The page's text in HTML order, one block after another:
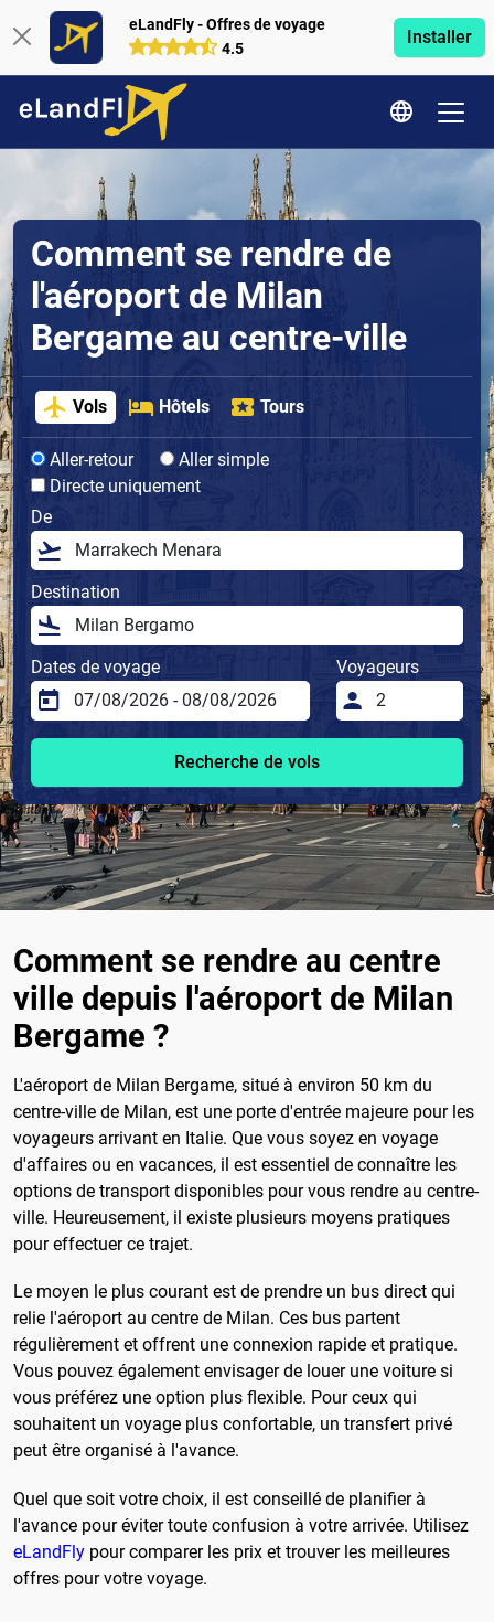
eLandFly - Offres de voyage
4.5
Installer
Comment se rendre de
l'aéroport de Milan
Bergame au centre-ville
Vols Hôtels Tours
Aller-retour
Aller simple
Directe uniquement
De
Destination
Dates de voyage Voyageurs
Recherche de vols
Comment se rendre au centre
ville depuis l'aéroport de Milan
Bergame ?
L'aéroport de Milan Bergame, situé à environ 50 km du
centre-ville de Milan, est une porte d'entrée majeure pour les
voyageurs arrivant en Italie. Que vous soyez en voyage
d'affaires ou en vacances, il est essentiel de connaître les
options de transport disponibles pour vous rendre au centre-
ville. Heureusement, il existe plusieurs moyens pratiques
pour effectuer ce trajet.
Le moyen le plus courant est de prendre un bus direct qui
relie l'aéroport au centre de Milan. Ces bus partent
régulièrement et offrent une connexion rapide et pratique.
Vous pouvez également envisager de louer une voiture si
vous préférez une option plus flexible. Pour ceux qui
souhaitent un voyage plus confortable, un transfert privé
peut être organisé à l'avance.
Quel que soit votre choix, il est conseillé de planifier à
l'avance pour éviter toute confusion à votre arrivée. Utilisez
eLandFly pour comparer les prix et trouver les meilleures
offres pour votre voyage.